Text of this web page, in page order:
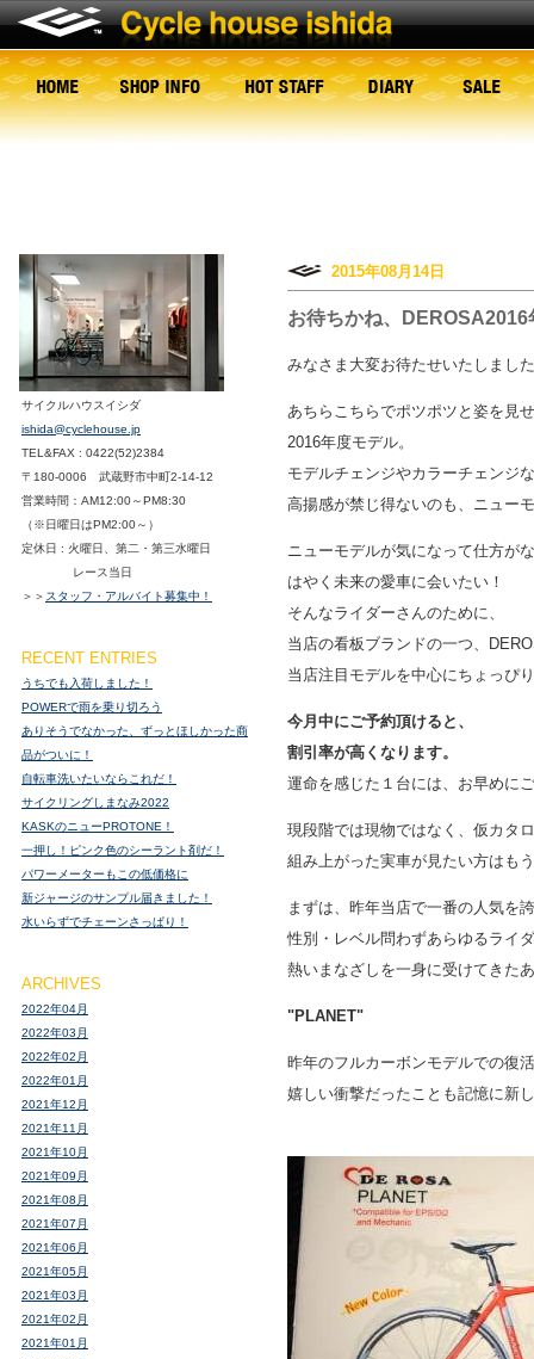
2015年08月14日
お待ちかね、DEROSA2016
みなさま大変お待たせいたしまし
あちらこちらでポツポツと姿を見
2016年度モデル。
モデルチェンジやカラーチェンジ
高揚感が禁じ得ないのも、ニュー
ニューモデルが気になって仕方が
はやく未来の愛車に会いたい！
そんなライダーさんのために、
当店の看板ブランドの一つ、
当店注目モデルを中心にちょっぴ
今月中にご予約頂けると、
割引率が高くなります。
運命を感じた１台には、お早めに
現段階では現物ではなく、仮カタ
組み上がった実車が見たい方はも
まずは、昨年当店で一番の人気を
性別・レベル問わずあらゆるライ
熱いまなざしを一身に受けてきた
"PLANET"
昨年のフルカーボンモデルでの復
嬉しい衝撃だったことも記憶に新
サイクルハウスイシダ
ishida@cyclehouse.jp
TEL&FAX : 0422(52)2384
〒180-0006 武蔵野市中町2-14-12
営業時間：AM12:00～PM8:30
（※日曜日はPM2:00～）
定休日 : 火曜日、第二・第三水曜日
レース当日
＞＞ スタッフ・アルバイト募集中！
RECENT ENTRIES
うちでも入荷しました！
POWERで雨を乗り切ろう
ありそうでなかった、ずっとほしかった商
品がついに！
自転車洗いたいならこれだ！
サイクリングしまなみ2022
KASKのニューPROTONE！
一押し！ピンク色のシーラント剤だ！
パワーメーターもこの低価格に
新ジャージのサンプル届きました！
水いらずでチェーンさっぱり！
ARCHIVES
2022年04月
2022年03月
2022年02月
2022年01月
2021年12月
2021年11月
2021年10月
2021年09月
2021年08月
2021年07月
2021年06月
2021年05月
2021年03月
2021年02月
2021年01月